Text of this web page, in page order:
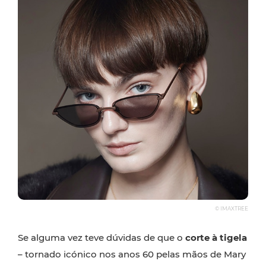
© IMAXTREE
Se alguma vez teve dúvidas de que o corte à tigela
– tornado icónico nos anos 60 pelas mãos de Mary